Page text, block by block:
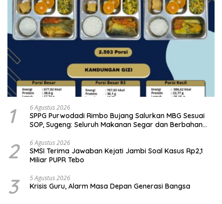
1 6 Agustus 2026
SPPG Purwodadi Rimbo Bujang Salurkan MBG Sesuai
SOP, Sugeng: Seluruh Makanan Segar dan Berbahan
2 6 Agustus 2026
SMSI Terima Jawaban Kejati Jambi Soal Kasus Rp2,1
Miliar PUPR Tebo
3 5 Agustus 2026
Krisis Guru, Alarm Masa Depan Generasi Bangsa